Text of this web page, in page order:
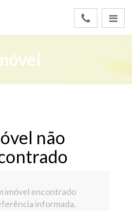
não
imóvel encontrado
informada.